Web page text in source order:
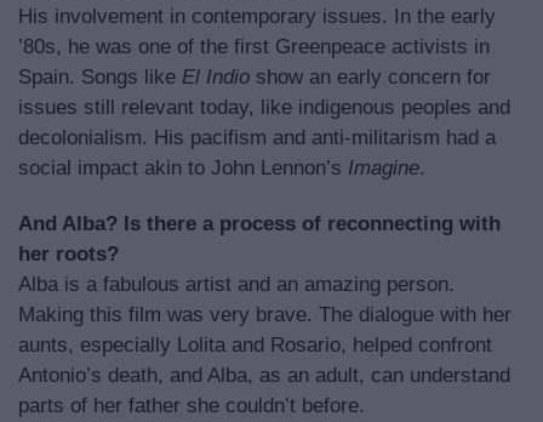
His involvement in contemporary issues. In the early
’80s, he was one of the first Greenpeace activists in
Spain. Songs like El Indio show an early concern for
issues still relevant today, like indigenous peoples and
decolonialism. His pacifism and anti-militarism had a
social impact akin to John Lennon’s Imagine.
And Alba? Is there a process of reconnecting with
her roots?
Alba is a fabulous artist and an amazing person.
Making this film was very brave. The dialogue with her
aunts, especially Lolita and Rosario, helped confront
Antonio’s death, and Alba, as an adult, can understand
parts of her father she couldn’t before.